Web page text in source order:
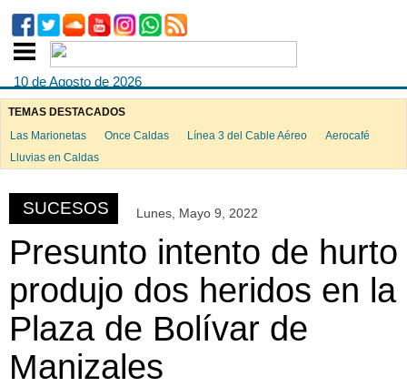
10 de Agosto de 2026
TEMAS DESTACADOS
Las Marionetas
Once Caldas Línea 3 del Cable Aéreo
Aerocafé
Lluvias en Caldas
SUCESOS Lunes, Mayo 9, 2022
Presunto intento de hurto
produjo dos heridos en la
Plaza de Bolívar de
Manizales